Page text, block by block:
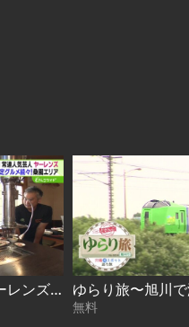
穴場グルメが続々！ヤーレンズと桑園エリアで福さんぽ 2026-08-03
無料